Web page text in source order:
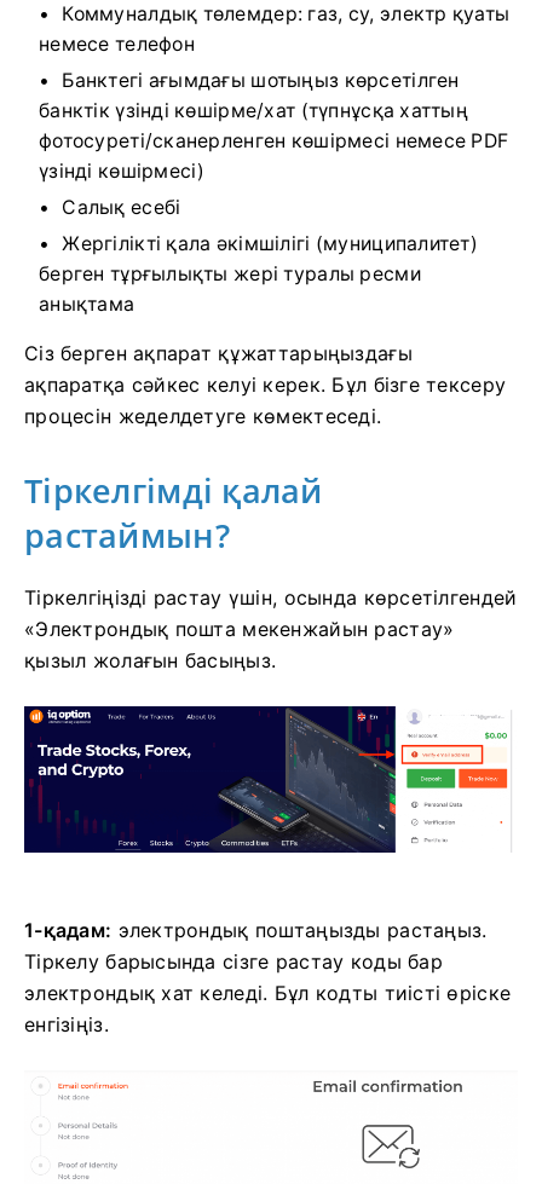
Коммуналдық төлемдер: газ, су, электр қуаты
немесе телефон
Банктегі ағымдағы шотыңыз көрсетілген
банктік үзінді көшірме/хат (түпнұсқа хаттың
фотосуреті/сканерленген көшірмесі немесе PDF
үзінді көшірмесі)
Салық есебі
Жергілікті қала әкімшілігі (муниципалитет)
берген тұрғылықты жері туралы ресми
анықтама
Сіз берген ақпарат құжаттарыңыздағы
ақпаратқа сәйкес келуі керек. Бұл бізге тексеру
процесін жеделдетуге көмектеседі.
Тіркелгімді қалай
растаймын?
Тіркелгіңізді растау үшін, осында көрсетілгендей
«Электрондық пошта мекенжайын растау»
қызыл жолағын басыңыз.
1-қадам: электрондық поштаңызды растаңыз.
Тіркелу барысында сізге растау коды бар
электрондық хат келеді. Бұл кодты тиісті өріске
енгізіңіз.